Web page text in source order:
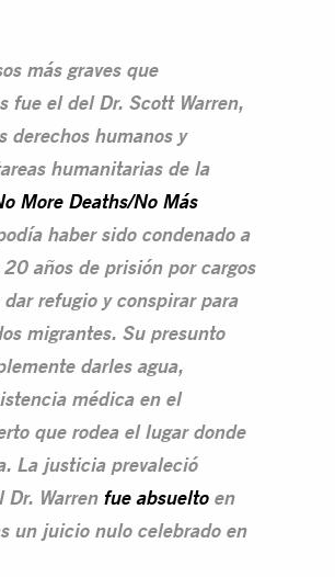
más graves que
fue el del Dr. Scott Warren,
derechos humanos y
humanitarias de la
More Deaths/No Más
haber sido condenado a
años de prisión por cargos
refugio y conspirar para
migrantes. Su presunto
darles agua,
médica en el
que rodea el lugar donde
La justicia prevaleció
Dr. Warren fue absueltoen
un juicio nulo celebrado en